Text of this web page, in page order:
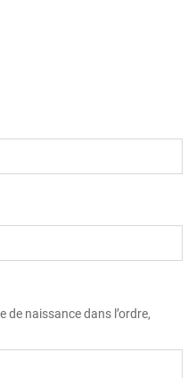
de naissance dans l’ordre,